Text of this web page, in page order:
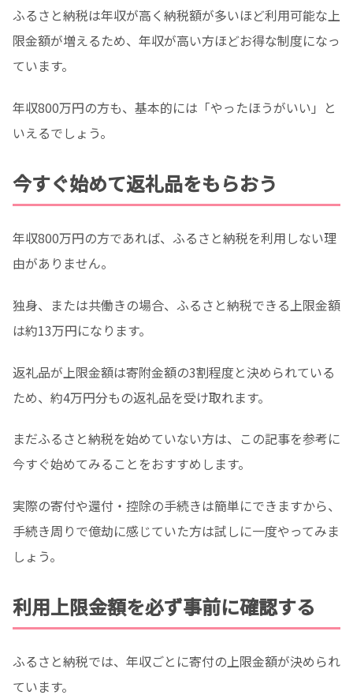
ふるさと納税は年収が高く納税額が多いほど利用可能な上
限金額が増えるため、年収が高い方ほどお得な制度になっ
ています。
年収800万円の方も、基本的には「やったほうがいい」と
いえるでしょう。
今すぐ始めて返礼品をもらおう
年収800万円の方であれば、ふるさと納税を利用しない理
由がありません。
独身、または共働きの場合、ふるさと納税できる上限金額
は約13万円になります。
返礼品が上限金額は寄附金額の3割程度と決められている
ため、約4万円分もの返礼品を受け取れます。
まだふるさと納税を始めていない方は、この記事を参考に
今すぐ始めてみることをおすすめします。
実際の寄付や還付・控除の手続きは簡単にできますから、
手続き周りで億劫に感じていた方は試しに一度やってみま
しょう。
利用上限金額を必ず事前に確認する
ふるさと納税では、年収ごとに寄付の上限金額が決められ
ています。